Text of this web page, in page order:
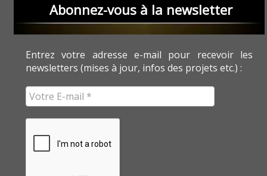
Abonnez-vous à la newsletter
Entrez votre adresse e-mail pour recevoir les
newsletters (mises à jour, infos des projets etc.) :